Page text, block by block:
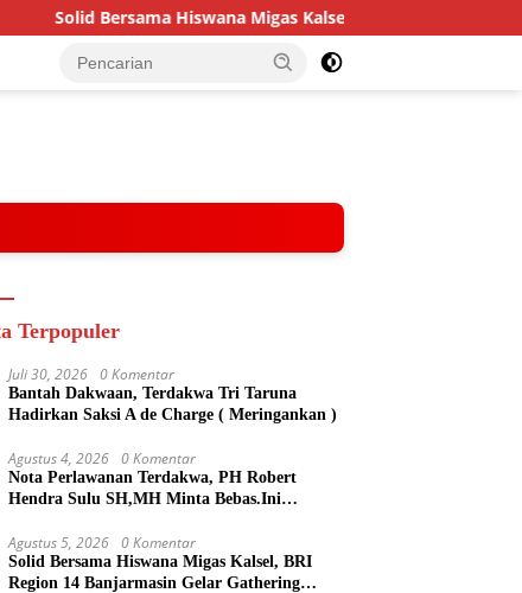
Hiswana Migas Kalsel, BRI Region 14 Banjarmasin Gelar
Terpopuler
Juli 30, 2026 0 Komentar
Bantah Dakwaan, Terdakwa Tri Taruna
Hadirkan Saksi A de Charge ( Meringankan )
Agustus 4, 2026 0 Komentar
Nota Perlawanan Terdakwa, PH Robert
Hendra Sulu SH,MH Minta Bebas.Ini
Agustus 5, 2026 0 Komentar
Solid Bersama Hiswana Migas Kalsel, BRI
Region 14 Banjarmasin Gelar Gathering